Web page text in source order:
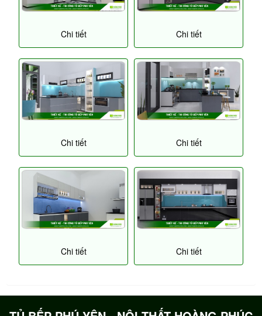
Chi tiết Chi tiết
Chi tiết Chi tiết
Chi tiết Chi tiết